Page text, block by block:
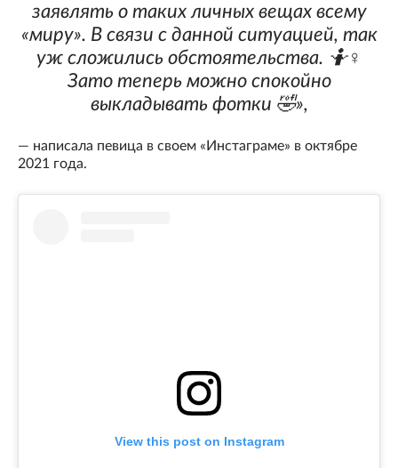
заявлять о таких личных вещах всему
«миру». В связи с данной ситуацией, так
уж сложились обстоятельства. 🤷♀️
Зато теперь можно спокойно
выкладывать фотки 🤣»,
— написала певица в своем «Инстаграме» в октябре
2021 года.
View this post on Instagram